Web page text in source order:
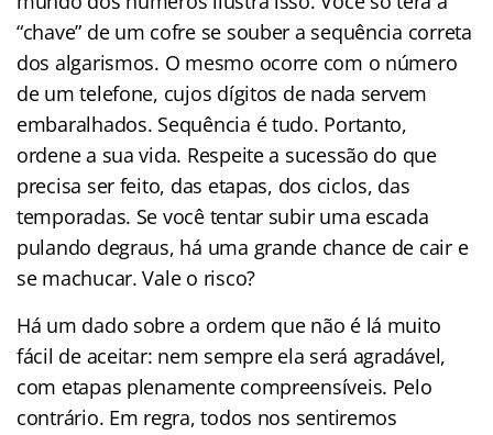
“chave” de um cofre se souber a sequência correta
dos algarismos. O mesmo ocorre com o número
de um telefone, cujos dígitos de nada servem
embaralhados. Sequência é tudo. Portanto,
ordene a sua vida. Respeite a sucessão do que
precisa ser feito, das etapas, dos ciclos, das
temporadas. Se você tentar subir uma escada
pulando degraus, há uma grande chance de cair e
se machucar. Vale o risco?
Há um dado sobre a ordem que não é lá muito
fácil de aceitar: nem sempre ela será agradável,
com etapas plenamente compreensíveis. Pelo
contrário. Em regra, todos nos sentiremos